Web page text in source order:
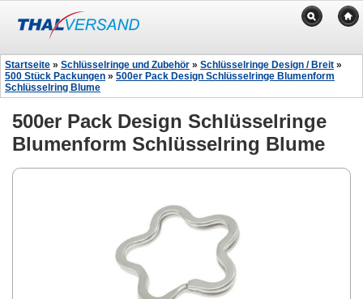
Startseite » Schlüsselringe und Zubehör » Schlüsselringe Design / Breit »
500 Stück Packungen » 500er Pack Design Schlüsselringe Blumenform
Schlüsselring Blume
500er Pack Design Schlüsselringe
Blumenform Schlüsselring Blume